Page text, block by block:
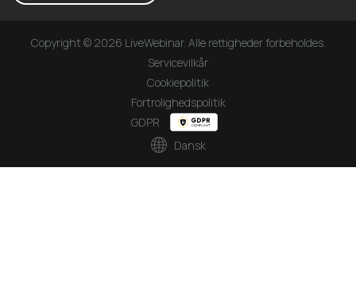
Copyright © 2026 LiveWebinar. Alle rettigheder forbeholdes.
Servicevilkår
Cookiepolitik
Fortrolighedspolitik
GDPR
Dansk